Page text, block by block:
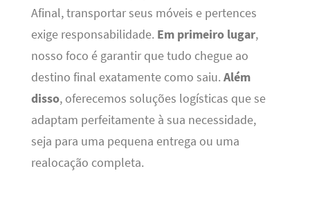
Afinal, transportar seus móveis e pertences
exige responsabilidade. Em primeiro lugar,
nosso foco é garantir que tudo chegue ao
destino final exatamente como saiu. Além
disso, oferecemos soluções logísticas que se
adaptam perfeitamente à sua necessidade,
seja para uma pequena entrega ou uma
realocação completa.